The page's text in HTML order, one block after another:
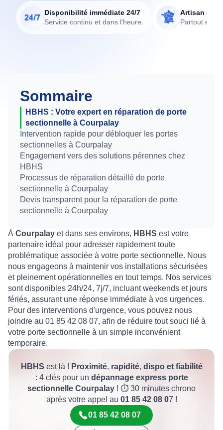
Disponibilité immédiate 24/7
Service continu et dans l'heure.
Artisan de
Partout en
Sommaire
HBHS : Votre expert en réparation de porte
sectionnelle à Courpalay
Intervention rapide pour débloquer les portes
sectionnelles à Courpalay
Engagement vers des solutions pérennes chez
HBHS
Processus de réparation détaillé de porte
sectionnelle à Courpalay
Devis transparent pour la réparation de porte
sectionnelle à Courpalay
À Courpalay et dans ses environs, HBHS est votre
partenaire idéal pour adresser rapidement toute
problématique associée à votre porte sectionnelle. Nous
nous engageons à maintenir vos installations sécurisées
et pleinement opérationnelles en tout temps. Nos services
sont disponibles 24h/24, 7j/7, incluant weekends et jours
fériés, assurant une réponse immédiate à vos urgences.
Pour des interventions d'urgence, vous pouvez nous
joindre au 01 85 42 08 07, afin de réduire tout souci lié à
votre porte sectionnelle à un simple inconvénient
temporaire.
HBHS est là ! ‍Proximité, rapidité, dispo et fiabilité
: 4 clés pour un dépannage express porte
sectionnelle Courpalay ! ⏱️ 30 minutes chrono
après votre appel au 01 85 42 08 07 !
01 85 42 08 07